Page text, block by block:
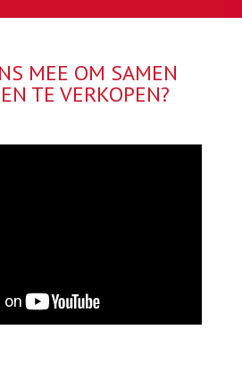
MEE OM SAMEN
TE VERKOPEN?